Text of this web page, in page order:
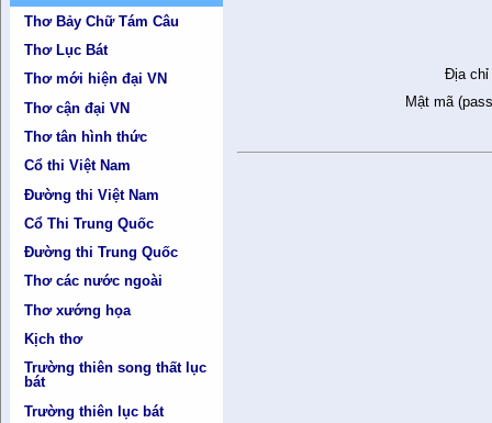
Thơ Bảy Chữ Tám Câu
Thơ Lục Bát
Thơ mới hiện đại VN
Thơ cận đại VN
Thơ tân hình thức
Cổ thi Việt Nam
Đường thi Việt Nam
Cổ Thi Trung Quốc
Đường thi Trung Quốc
Thơ các nước ngoài
Thơ xướng họa
Kịch thơ
Trường thiên song thất lục
bát
Trường thiên lục bát
Địa chỉ
Mật mã